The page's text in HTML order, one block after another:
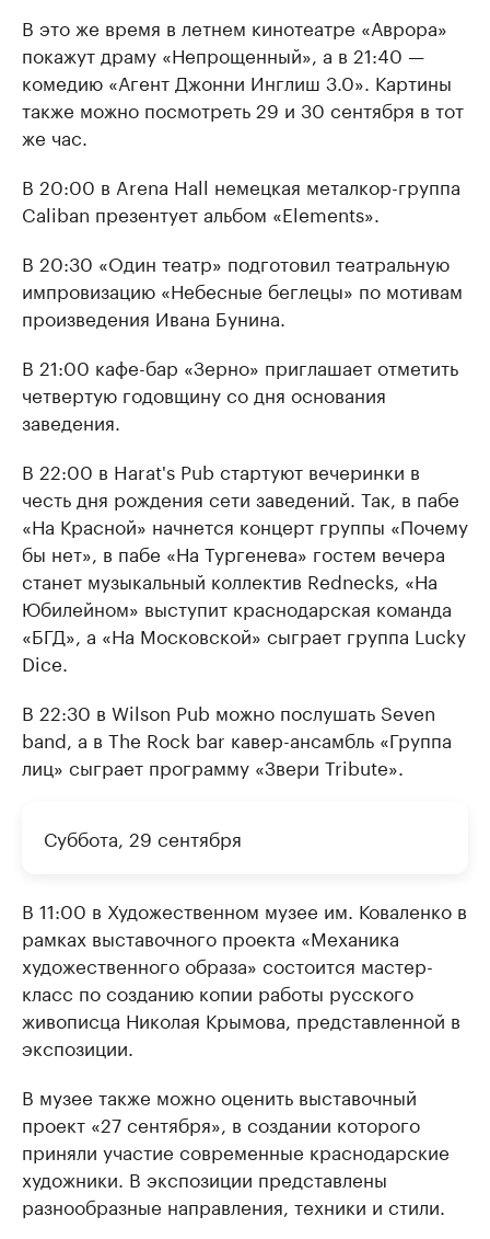
В это же время в летнем кинотеатре «Аврора»
покажут драму «Непрощенный», а в 21:40 —
комедию «Агент Джонни Инглиш 3.0». Картины
также можно посмотреть 29 и 30 сентября в тот
же час.
В 20:00 в Arena Hall немецкая металкор-группа
Caliban презентует альбом «Elements».
В 20:30 «Один театр» подготовил театральную
импровизацию «Небесные беглецы» по мотивам
произведения Ивана Бунина.
В 21:00 кафе-бар «Зерно» приглашает отметить
четвертую годовщину со дня основания
заведения.
В 22:00 в Harat's Pub стартуют вечеринки в
честь дня рождения сети заведений. Так, в пабе
«На Красной» начнется концерт группы «Почему
бы нет», в пабе «На Тургенева» гостем вечера
станет музыкальный коллектив Rednecks, «На
Юбилейном» выступит краснодарская команда
«БГД», а «На Московской» сыграет группа Lucky
Dice.
В 22:30 в Wilson Pub можно послушать Seven
band, а в The Rock bar кавер-ансамбль «Группа
лиц» сыграет программу «Звери Tribute».
Суббота, 29 сентября
В 11:00 в Художественном музее им. Коваленко в
рамках выставочного проекта «Механика
художественного образа» состоится мастер-
класс по созданию копии работы русского
живописца Николая Крымова, представленной в
экспозиции.
В музее также можно оценить выставочный
проект «27 сентября», в создании которого
приняли участие современные краснодарские
художники. В экспозиции представлены
разнообразные направления, техники и стили.